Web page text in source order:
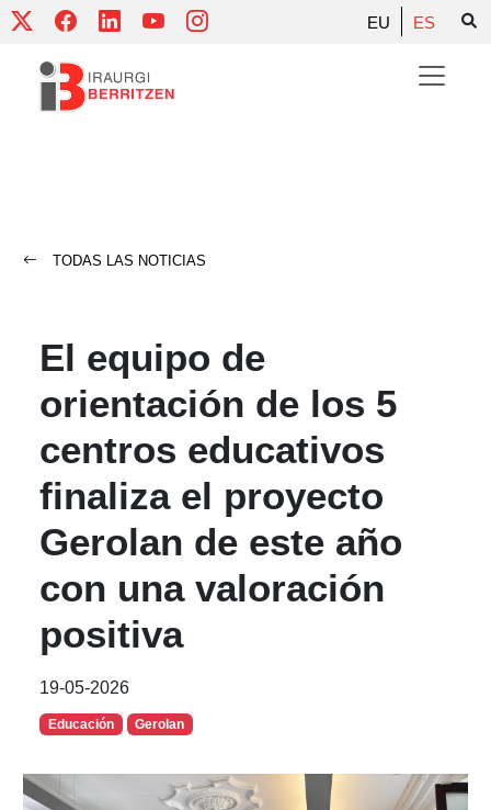
Skip
content
EU ES
TODAS LAS NOTICIAS
El equipo de
orientación de los 5
centros educativos
finaliza el proyecto
Gerolan de este año
con una valoración
positiva
19-05-2026
Educación Gerolan